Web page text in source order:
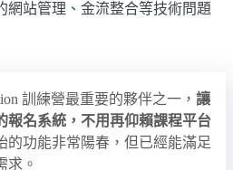
網站管理、金流整合等技術問題
訓練營最重要的夥伴之一， 讓
報名系統，不用再仰賴課程平台
的功能非常陽春，但已經能滿足
求。